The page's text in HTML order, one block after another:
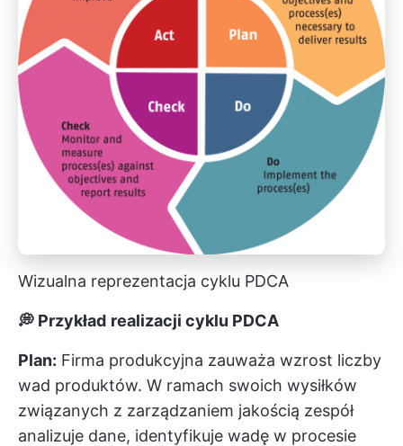
Wizualna reprezentacja cyklu PDCA
💭 Przykład realizacji cyklu PDCA
Plan: Firma produkcyjna zauważa wzrost liczby
wad produktów. W ramach swoich wysiłków
związanych z zarządzaniem jakością zespół
analizuje dane, identyfikuje wadę w procesie